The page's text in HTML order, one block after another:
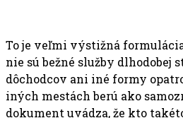
To je veľmi výstižná
nie sú bežné služby dlhodobej
dôchodcov ani iné formy
iných mestách berú ako
dokument uvádza, že kto